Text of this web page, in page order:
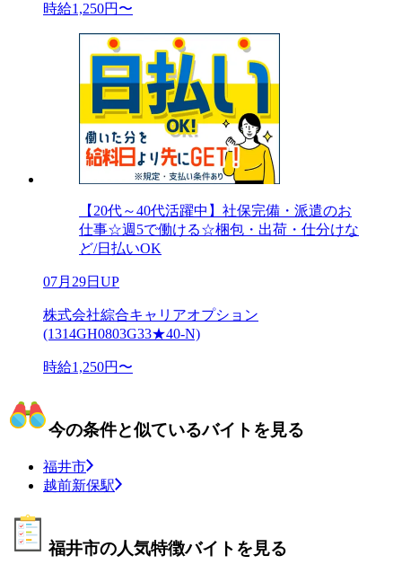
時給1,250円〜
【20代～40代活躍中】社保完備・派遣のお
仕事☆週5で働ける☆梱包・出荷・仕分けな
ど/日払いOK
07月29日UP
株式会社綜合キャリアオプション
(1314GH0803G33★40-N)
時給1,250円〜
今の条件と似ているバイトを見る
福井市
越前新保駅
福井市の人気特徴バイトを見る